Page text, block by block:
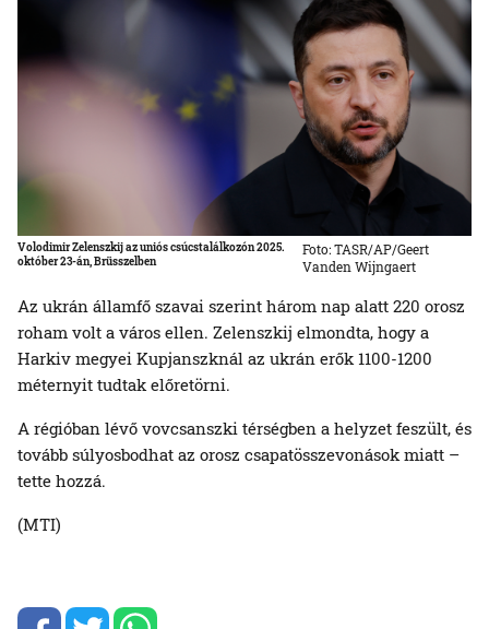
Volodimir Zelenszkij az uniós csúcstalálkozón 2025.
október 23-án, Brüsszelben
Foto: TASR/AP/Geert
Vanden Wijngaert
Az ukrán államfő szavai szerint három nap alatt 220 orosz
roham volt a város ellen. Zelenszkij elmondta, hogy a
Harkiv megyei Kupjanszknál az ukrán erők 1100-1200
méternyit tudtak előretörni.
A régióban lévő vovcsanszki térségben a helyzet feszült, és
tovább súlyosbodhat az orosz csapatösszevonások miatt –
tette hozzá.
(MTI)